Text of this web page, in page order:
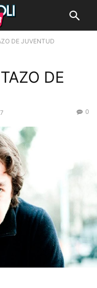
DE JUVENTUD
DE
0